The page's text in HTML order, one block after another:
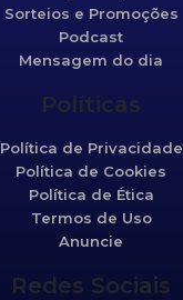
Sorteios e Promoções
Podcast
Mensagem do dia
Políticas
Política de Privacidade
Política de Cookies
Política de Ética
Termos de Uso
Anuncie
Redes Sociais